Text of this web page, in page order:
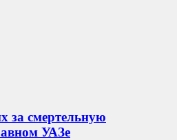
за смертельную
УАЗе